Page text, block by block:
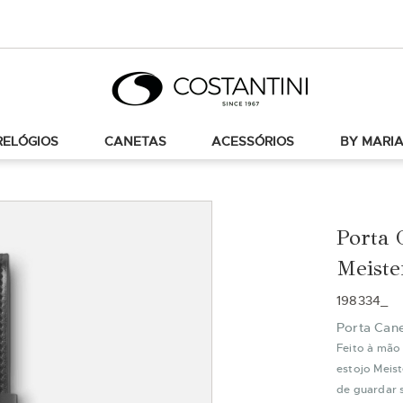
CANETAS ACESSÓRIOS BY
Porta
198334_
Porta
Feito à
estojo
de guardar